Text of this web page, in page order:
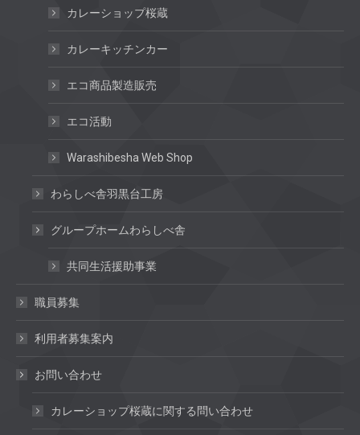
カレーショップ桜蔵
カレーキッチンカー
エコ商品製造販売
エコ活動
Warashibesha Web Shop
わらしべ舎羽黒台工房
グループホームわらしべ舎
共同生活援助事業
職員募集
利用者募集案内
お問い合わせ
カレーショップ桜蔵に関する問い合わせ